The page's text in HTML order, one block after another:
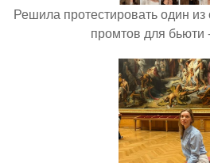
Решила протестировать один
промтов для бьюти